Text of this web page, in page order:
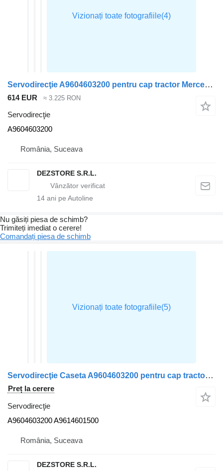
Servodirecţie A9604603200 pentru cap tractor Mercedes-Benz ACTROS MP4
614 EUR ≈ 3.225 RON
Servodirecţie
A9604603200
România, Suceava
DEZSTORE S.R.L.
14 ani pe Autoline
Nu găsiți piesa de schimb?
Trimiteți imediat o cerere!
Comandați piesa de schimb
Servodirecţie Caseta A9604603200 pentru cap tractor Mercedes-Benz ACTROS MP4
Preț la cerere
Servodirecţie
A9604603200 A9614601500
România, Suceava
DEZSTORE S.R.L.